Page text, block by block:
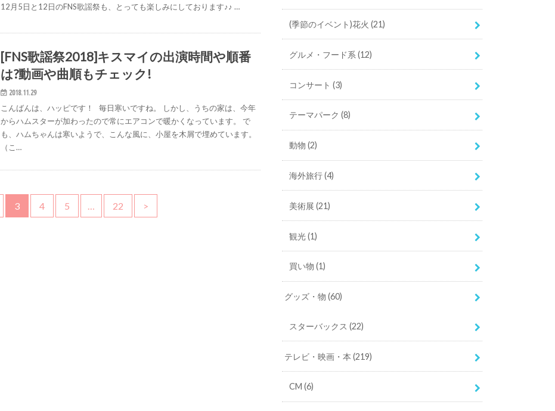
12月5日と12日のFNS歌謡祭も、とっても楽しみにしております♪♪ …
[FNS歌謡祭2018]キスマイの出演時間や順番
は?動画や曲順もチェック!
2018.11.29
こんばんは、ハッピです！ 毎日寒いですね。 しかし、うちの家は、今年
からハムスターが加わったので常にエアコンで暖かくなっています。 で
も、ハムちゃんは寒いようで、こんな風に、小屋を木屑で埋めています。
（こ…
3 4 5 … 22 >
(季節のイベント)花火 (21)
グルメ・フード系 (12)
コンサート (3)
テーマパーク (8)
動物 (2)
海外旅行(4)
美術展 (21)
観光(1)
買い物 (1)
グッズ・物(60)
スターバックス (22)
テレビ・映画・本(219)
CM (6)